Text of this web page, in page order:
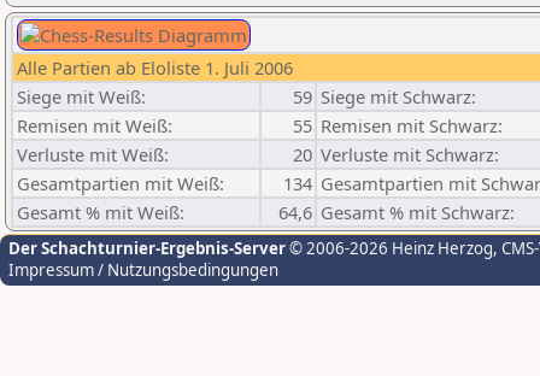
Alle Partien ab Eloliste 1. Juli 2006
Siege mit Weiß:
59 Siege mit Schwarz:
Remisen mit Weiß:
55 Remisen mit Schwarz:
Verluste mit Weiß:
20 Verluste mit Schwarz:
Gesamtpartien mit Weiß:
134 Gesamtpartien mit
Gesamt % mit Weiß:
64,6 Gesamt % mit Schwarz:
Der Schachturnier-Ergebnis-Server© 2006-2026 Heinz Herzog,
Impressum / Nutzungsbedingungen